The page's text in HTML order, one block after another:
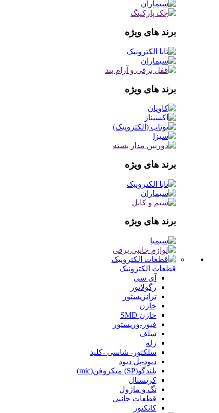
برند های ویژه
برند های ویژه
برند های ویژه
برند های ویژه
قطعات الکترونیک
آی سی
رگولاتور
ترانزیستور
خازن
خازن SMD
فیوز-وریستور
سلف
رله
سلکتور- شاسی -کلید
دیود-پل دیود
بلندگو(SP) میکروفن(mic)
کریستال
تگ و ماژول
قطعات جانبی
کانکتور